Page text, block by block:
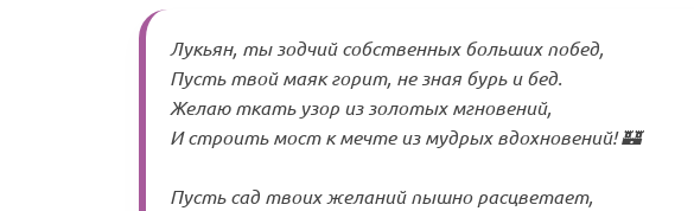
Лукьян, ты зодчий собственных больших побед,
Пусть твой маяк горит, не зная бурь и бед.
Желаю ткать узор из золотых мгновений,
И строить мост к мечте из мудрых вдохновений! 🏰
Пусть сад твоих желаний пышно расцветает,